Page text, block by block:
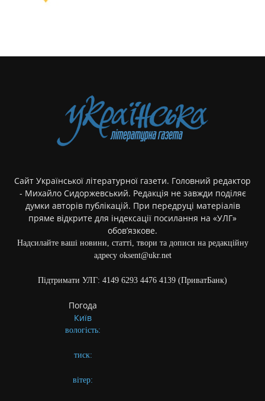
Сайт Української літературної газети. Головний редактор
- Михайло Сидоржевський. Редакція не завжди поділяє
думки авторів публікацій. При передруці матеріалів
пряме відкрите для індексації посилання на «УЛГ»
обов’язкове.
Надсилайте ваші новини, статті, твори та дописи на редакційну
адресу oksent@ukr.net
Підтримати УЛГ: 4149 6293 4476 4139 (ПриватБанк)
Погода
Київ
вологість:
тиск:
вітер: